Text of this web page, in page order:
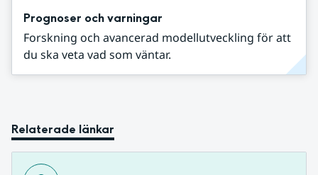
Prognoser och varningar
Forskning och avancerad modellutveckling för att
du ska veta vad som väntar.
Relaterade länkar